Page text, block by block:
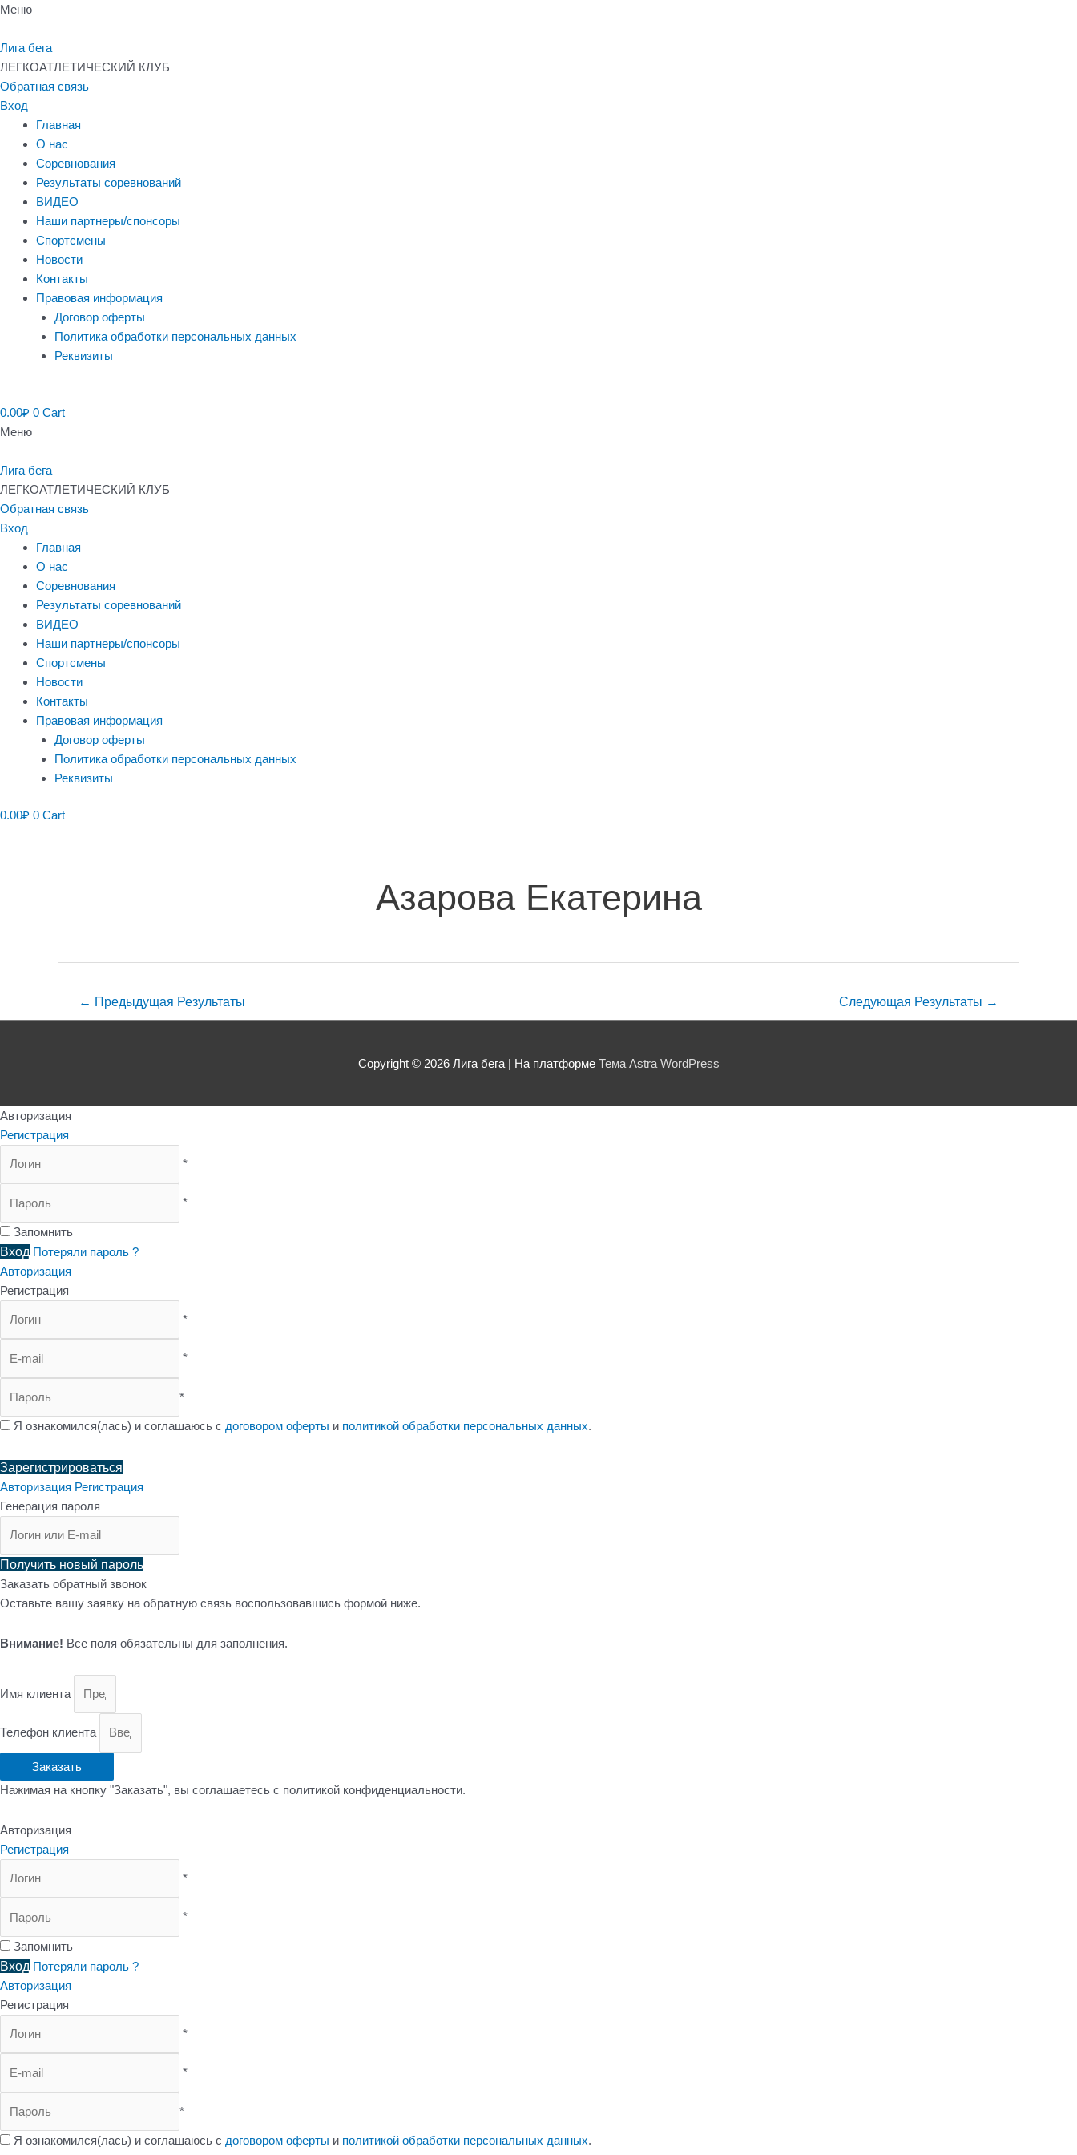
Перейти
содержимому
Меню
Лига бега
ЛЕГКОАТЛЕТИЧЕСКИЙ КЛУБ
Обратная связь
Вход
Главная
О нас
Соревнования
Результаты соревнований
ВИДЕО
Наши партнеры/спонсоры
Спортсмены
Новости
Контакты
Правовая информация
Договор оферты
Политика обработки персональных данных
Реквизиты
0.00₽ 0 Cart
Меню
Лига бега
ЛЕГКОАТЛЕТИЧЕСКИЙ КЛУБ
Обратная связь
Вход
Главная
О нас
Соревнования
Результаты соревнований
ВИДЕО
Наши партнеры/спонсоры
Спортсмены
Новости
Контакты
Правовая информация
Договор оферты
Политика обработки персональных данных
Реквизиты
0.00₽ 0 Cart
Азарова Екатерина
← Предыдущая Результаты Следующая Результаты →
Copyright © 2026 Лига бега| На платформе Тема Astra WordPress
Авторизация
Регистрация
*
*
Запомнить
Вход Потеряли пароль ?
Авторизация
Регистрация
*
*
*
Я ознакомился(лась) и соглашаюсь с договором оферты и политикой обработки персональных данных.
Зарегистрироваться
Авторизация Регистрация
Генерация пароля
Получить новый пароль
Заказать обратный звонок
Оставьте вашу заявку на обратную связь воспользовавшись формой ниже.
Внимание! Все поля обязательны для заполнения.
Имя клиента
Телефон клиента
Заказать
Нажимая на кнопку "Заказать", вы соглашаетесь с политикой конфиденциальности.
Авторизация
Регистрация
*
*
Запомнить
Вход Потеряли пароль ?
Авторизация
Регистрация
*
*
*
Я ознакомился(лась) и соглашаюсь с договором оферты и политикой обработки персональных данных.